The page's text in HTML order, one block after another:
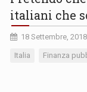
italiani che
18 Settembre, 2018
Italia Finanza